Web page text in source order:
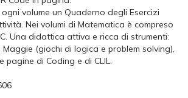
ogni volume un Quaderno degli Esercizi
Nei volumi di Matematica è compreso
Una didattica attiva e ricca di strumenti:
(giochi di logica e problem solving),
pagine di Coding e di CLIL.